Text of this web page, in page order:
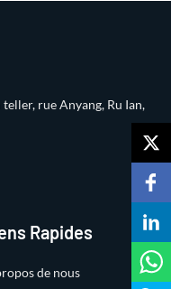
rue Anyang, Ru Ian,
Rapides
de nous